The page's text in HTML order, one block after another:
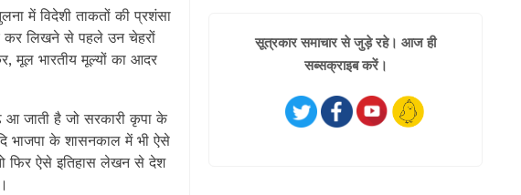
में विदेशी ताकतों की प्रशंसा
कर लिखने से पहले उन चेहरों
मूल भारतीय मूल्यों का आदर
आ जाती है जो सरकारी कृपा के
भाजपा के शासनकाल में भी ऐसे
तो फिर ऐसे इतिहास लेखन से देश
सूत्रकार समाचार से जुड़े रहे। आज ही
सब्सक्राइब करें।